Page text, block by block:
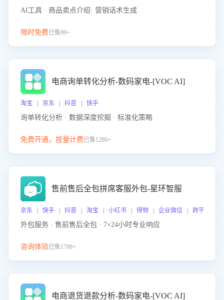
AI工具 · 商品卖点介绍· 营销话术生成
限时免费已售99+
电商询单转化分析-数码家电-[VOC AI]
淘宝 | 京东 | 抖音 | 快手
询单转化分析 · 数据深度挖掘 · 标准化策略
免费开通，按量计费已售1280+
售前售后全包拼席客服外包-星环智服
京东 | 快手 | 抖音 | 淘宝 | 小红书 | 得物 | 企业微信 | 跨平台
外包服务 · 售前售后全包 · 7×24小时专业响应
咨询体验已售1799+
电商退货退款分析-数码家电-[VOC AI]